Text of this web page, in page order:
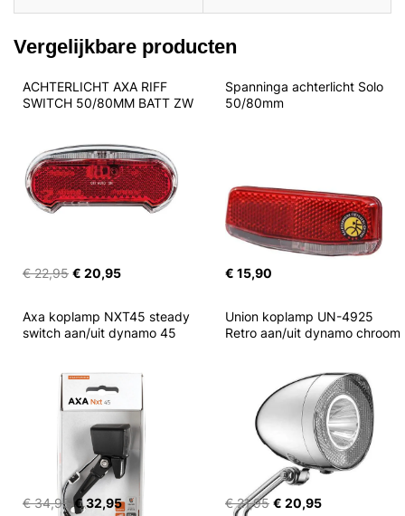
Vergelijkbare producten
ACHTERLICHT AXA RIFF
SWITCH 50/80MM BATT ZW
€ 22,95 € 20,95
Spanninga achterlicht Solo
50/80mm
€ 15,90
Axa koplamp NXT45 steady
switch aan/uit dynamo 45
€ 34,95 € 32,95
Union koplamp UN-4925
Retro aan/uit dynamo chroom
€ 21,95 € 20,95